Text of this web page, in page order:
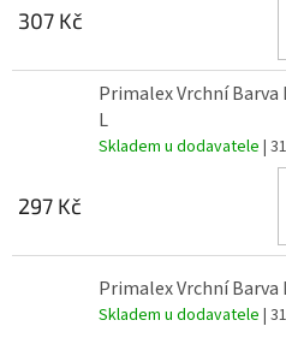
307 Kč
Primalex Vrchní
L
Skladem u dodavatele |
297 Kč
Primalex Vrchní Barva
Skladem u dodavatele |